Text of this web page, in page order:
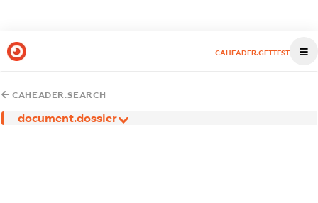
CAHEADER.GETTEST
CAHEADER.SEARCH
document.dossier